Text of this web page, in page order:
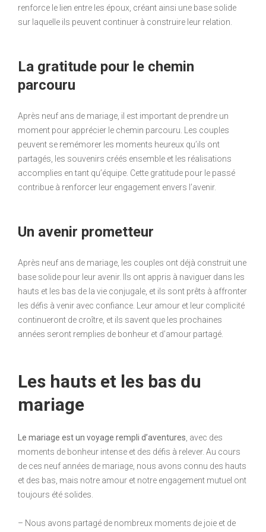
renforce le lien entre les époux, créant ainsi une base solide
sur laquelle ils peuvent continuer à construire leur relation.
La gratitude pour le chemin
parcouru
Après neuf ans de mariage, il est important de prendre un
moment pour apprécier le chemin parcouru. Les couples
peuvent se remémorer les moments heureux qu’ils ont
partagés, les souvenirs créés ensemble et les réalisations
accomplies en tant qu’équipe. Cette gratitude pour le passé
contribue à renforcer leur engagement envers l’avenir.
Un avenir prometteur
Après neuf ans de mariage, les couples ont déjà construit une
base solide pour leur avenir. Ils ont appris à naviguer dans les
hauts et les bas de la vie conjugale, et ils sont prêts à affronter
les défis à venir avec confiance. Leur amour et leur complicité
continueront de croître, et ils savent que les prochaines
années seront remplies de bonheur et d’amour partagé.
Les hauts et les bas du
mariage
Le mariage est un voyage rempli d’aventures , avec des
moments de bonheur intense et des défis à relever. Au cours
de ces neuf années de mariage, nous avons connu des hauts
et des bas, mais notre amour et notre engagement mutuel ont
toujours été solides.
– Nous avons partagé de nombreux moments de joie et de